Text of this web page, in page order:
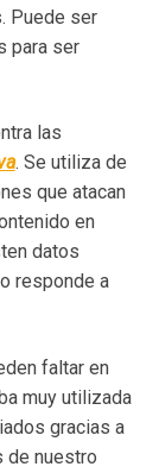
Puede ser
para ser
las
. Se utiliza de
que atacan
en
datos
responde a
faltar en
muy utilizada
gracias a
de nuestro